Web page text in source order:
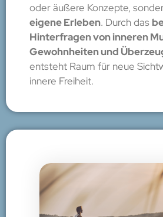
oder äußere Konzepte,
eigene Erleben. Durch das
Hinterfragen von inneren
Gewohnheiten und
entsteht Raum für neue
innere Freiheit.